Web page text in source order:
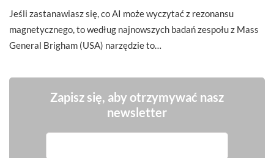
Jeśli zastanawiasz się, co AI może wyczytać z rezonansu
magnetycznego, to według najnowszych badań zespołu z Mass
General Brigham (USA) narzędzie to…
Zapisz się, aby otrzymywać nasz
newsletter